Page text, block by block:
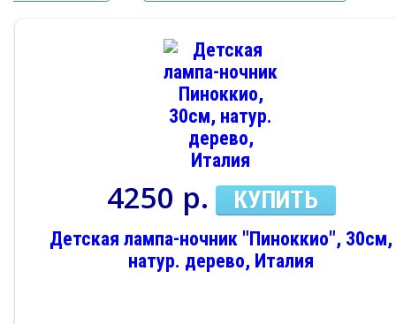
4250 р. КУПИТЬ
Детская лампа-ночник "Пиноккио", 30см,
натур. дерево, Италия